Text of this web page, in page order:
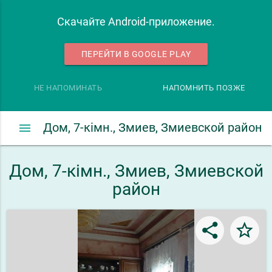
Скачайте Android-приложение.
ПЕРЕЙТИ В GOOGLE PLAY
НЕ НАПОМИНАТЬ НАПОМНИТЬ ПОЗЖЕ
Дом, 7-кімн., Змиев, Змиевской район
menu
Дом, 7-кімн., Змиев, Змиевской
район
share star_border